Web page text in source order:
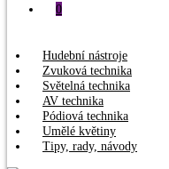
0
Hudební nástroje
Zvuková technika
Světelná technika
AV technika
Pódiová technika
Umělé květiny
Tipy, rady, návody